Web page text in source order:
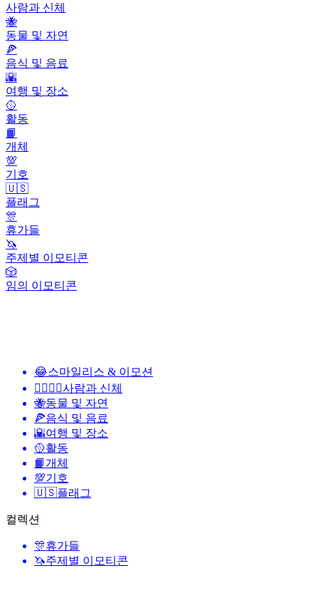
사람과 신체
🐝
동물 및 자연
🍕
음식 및 음료
🌇
여행 및 장소
🥎
활동
📙
개체
💯
기호
🇺🇸
플래그
🎊
휴가들
🦄
주제별 이모티콘
🎲
임의 이모티콘
😂스마일리스 & 이모션
👩‍❤️‍💋‍👨사람과 신체
🐝동물 및 자연
🍕음식 및 음료
🌇여행 및 장소
🥎활동
📙개체
💯기호
🇺🇸플래그
컬렉션
🎊휴가들
🦄주제별 이모티콘